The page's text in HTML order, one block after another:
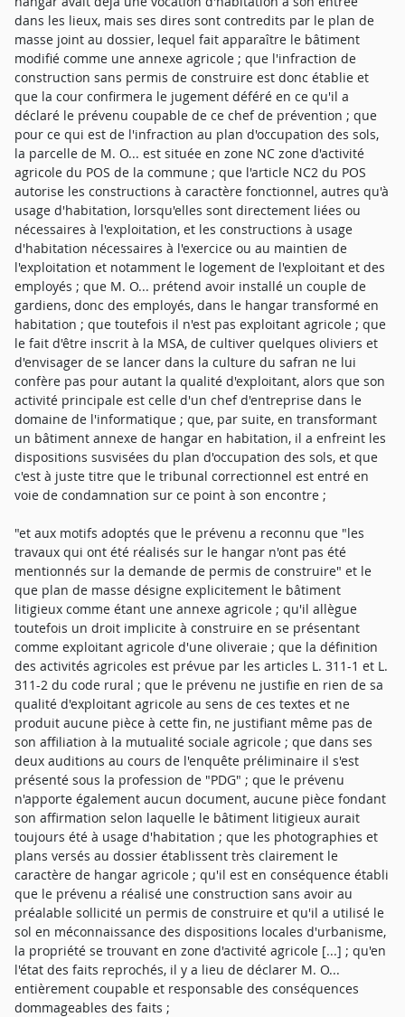
dans les lieux, mais ses dires sont contredits par le plan de
masse joint au dossier, lequel fait apparaître le bâtiment
modifié comme une annexe agricole ; que l'infraction de
construction sans permis de construire est donc établie et
que la cour confirmera le jugement déféré en ce qu'il a
déclaré le prévenu coupable de ce chef de prévention ; que
pour ce qui est de l'infraction au plan d'occupation des sols,
la parcelle de M. O... est située en zone NC zone d'activité
agricole du POS de la commune ; que l'article NC2 du POS
autorise les constructions à caractère fonctionnel, autres qu'à
usage d'habitation, lorsqu'elles sont directement liées ou
nécessaires à l'exploitation, et les constructions à usage
d'habitation nécessaires à l'exercice ou au maintien de
l'exploitation et notamment le logement de l'exploitant et des
employés ; que M. O... prétend avoir installé un couple de
gardiens, donc des employés, dans le hangar transformé en
habitation ; que toutefois il n'est pas exploitant agricole ; que
le fait d'être inscrit à la MSA, de cultiver quelques oliviers et
d'envisager de se lancer dans la culture du safran ne lui
confère pas pour autant la qualité d'exploitant, alors que son
activité principale est celle d'un chef d'entreprise dans le
domaine de l'informatique ; que, par suite, en transformant
un bâtiment annexe de hangar en habitation, il a enfreint les
dispositions susvisées du plan d'occupation des sols, et que
c'est à juste titre que le tribunal correctionnel est entré en
voie de condamnation sur ce point à son encontre ;
"et aux motifs adoptés que le prévenu a reconnu que "les
travaux qui ont été réalisés sur le hangar n'ont pas été
mentionnés sur la demande de permis de construire" et le
que plan de masse désigne explicitement le bâtiment
litigieux comme étant une annexe agricole ; qu'il allègue
toutefois un droit implicite à construire en se présentant
comme exploitant agricole d'une oliveraie ; que la définition
des activités agricoles est prévue par les articles L. 311-1 et L.
311-2 du code rural ; que le prévenu ne justifie en rien de sa
qualité d'exploitant agricole au sens de ces textes et ne
produit aucune pièce à cette fin, ne justifiant même pas de
son affiliation à la mutualité sociale agricole ; que dans ses
deux auditions au cours de l'enquête préliminaire il s'est
présenté sous la profession de "PDG" ; que le prévenu
n'apporte également aucun document, aucune pièce fondant
son affirmation selon laquelle le bâtiment litigieux aurait
toujours été à usage d'habitation ; que les photographies et
plans versés au dossier établissent très clairement le
caractère de hangar agricole ; qu'il est en conséquence établi
que le prévenu a réalisé une construction sans avoir au
préalable sollicité un permis de construire et qu'il a utilisé le
sol en méconnaissance des dispositions locales d'urbanisme,
la propriété se trouvant en zone d'activité agricole [...] ; qu'en
l'état des faits reprochés, il y a lieu de déclarer M. O...
entièrement coupable et responsable des conséquences
dommageables des faits ;